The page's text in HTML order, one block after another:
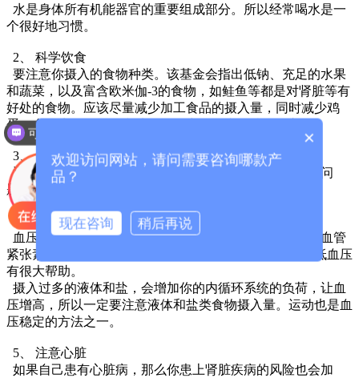
水是身体所有机能器官的重要组成部分。所以经常喝水是一
个很好地习惯。
2、 科学饮食
要注意你摄入的食物种类。该基金会指出低钠、充足的水果
和蔬菜，以及富含欧米伽-3的食物，如鲑鱼等都是对肾脏等有
好处的食物。应该尽量减少加工食品的摄入量，同时减少鸡
蛋、全脂牛奶、奶酪和油炸食品中的饱和脂肪的摄入量。
3、 合理锻炼
通过锻炼可以提高肾脏功能。如果你已经有肾脏方面的问
题，锻炼仍然可以帮你改善你的健康状况。
4、 注意血压
血压与肾脏健康息息相关。对于有肾脏疾病的人来说，血管
紧张素转换酶抑制剂或者血管紧张素受体阻滞剂对于降低血压
有很大帮助。
摄入过多的液体和盐，会增加你的内循环系统的负荷，让血
压增高，所以一定要注意液体和盐类食物摄入量。运动也是血
压稳定的方法之一。
5、 注意心脏
如果自己患有心脏病，那么你患上肾脏疾病的风险也会加
×
欢迎访问网站，请问需要咨询哪款产
品？
现在咨询 稍后再说